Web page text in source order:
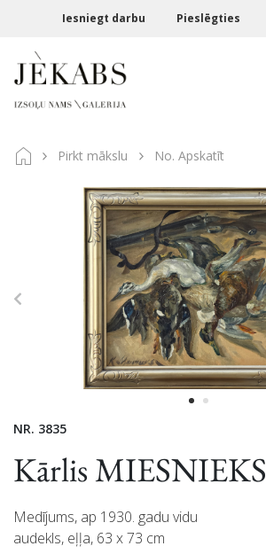
Iesniegt darbu Pieslēgties
Pirkt mākslu No. Apskatīt
NR. 3835
Kārlis MIESNIEKS
Medījums, ap 1930. gadu vidu
audekls, eļļa, 63 x 73 cm